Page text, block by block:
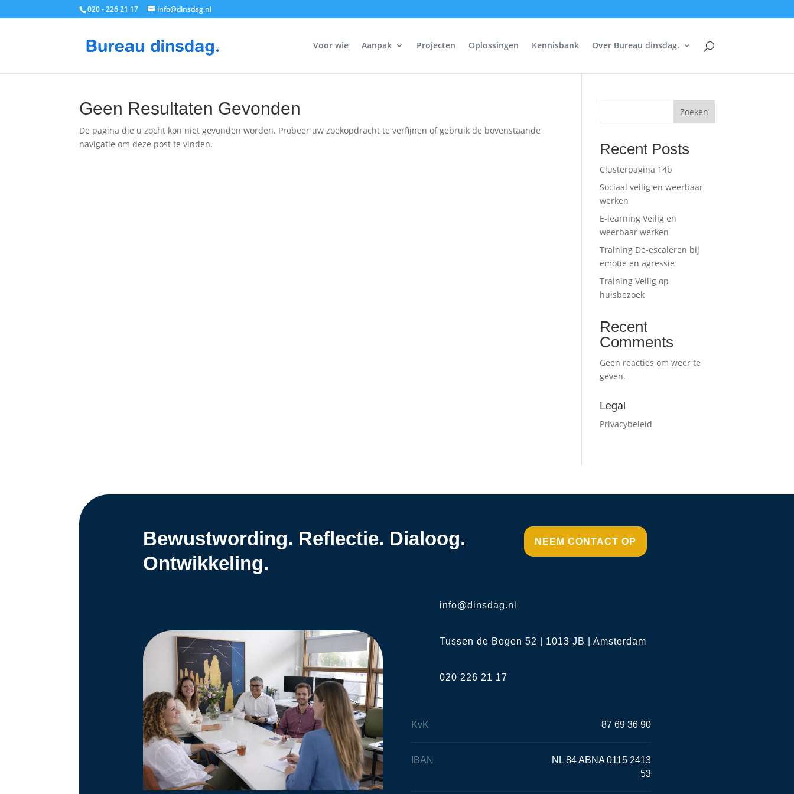
020 - 226 21 17 info@dinsdag.nl
Voor wie Aanpak Projecten Oplossingen Kennisbank Over Bureau dinsdag.
Geen Resultaten Gevonden
De pagina die u zocht kon niet gevonden worden. Probeer uw zoekopdracht te verfijnen of gebruik de bovenstaande
navigatie om deze post te vinden.
Zoeken
Recent Posts
Clusterpagina 14b
Sociaal veilig en weerbaar
werken
E-learning Veilig en
weerbaar werken
Training De-escaleren bij
emotie en agressie
Training Veilig op
huisbezoek
Recent
Comments
Geen reacties om weer te
geven.
Legal
Privacybeleid
Bewustwording. Reflectie. Dialoog.
Ontwikkeling.
NEEM CONTACT OP
info@dinsdag.nl
Tussen de Bogen 52 | 1013 JB | Amsterdam
020 226 21 17
KvK 87 69 36 90
IBAN
NL 84 ABNA 0115 2413
53